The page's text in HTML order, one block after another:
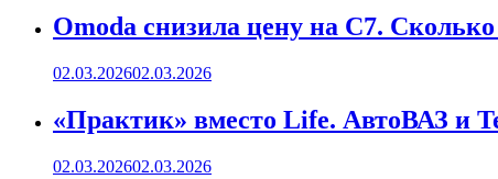
Omoda снизила цену на C7.
02.03.202602.03.2026
«Практик» вместо Life. АвтоВАЗ и
02.03.202602.03.2026